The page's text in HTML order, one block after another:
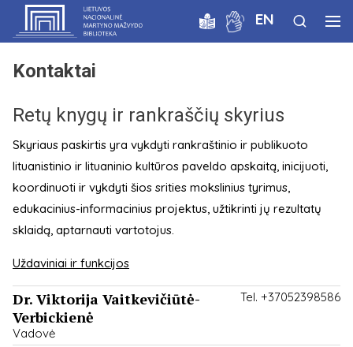
EN
Kontaktai
Retų knygų ir rankraščių skyrius
Skyriaus paskirtis yra vykdyti rankraštinio ir publikuoto
lituanistinio ir lituaninio kultūros paveldo apskaitą, inicijuoti,
koordinuoti ir vykdyti šios srities mokslinius tyrimus,
edukacinius-informacinius projektus, užtikrinti jų rezultatų
sklaidą, aptarnauti vartotojus.
Uždaviniai ir funkcijos
Tel. +37052398586
Dr. Viktorija Vaitkevičiūtė-
Verbickienė
Vadovė